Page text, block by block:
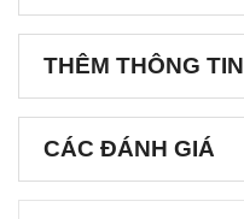
THÊM THÔNG TIN
CÁC ĐÁNH GIÁ